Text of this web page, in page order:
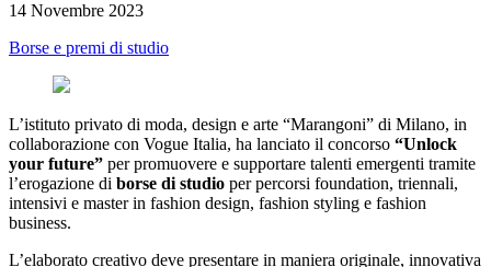
14 Novembre 2023
Borse e premi di studio
L’istituto privato di moda, design e arte “Marangoni” di Milano, in
collaborazione con Vogue Italia, ha lanciato il concorso “Unlock
your future” per promuovere e supportare talenti emergenti tramite
l’erogazione di borse di studio per percorsi foundation, triennali,
intensivi e master in fashion design, fashion styling e fashion
business.
L’elaborato creativo deve presentare in maniera originale, innovativa